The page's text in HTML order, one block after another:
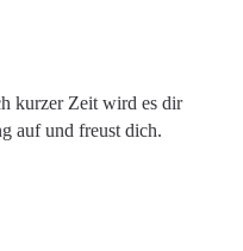
kurzer Zeit wird es dir
auf und freust dich.